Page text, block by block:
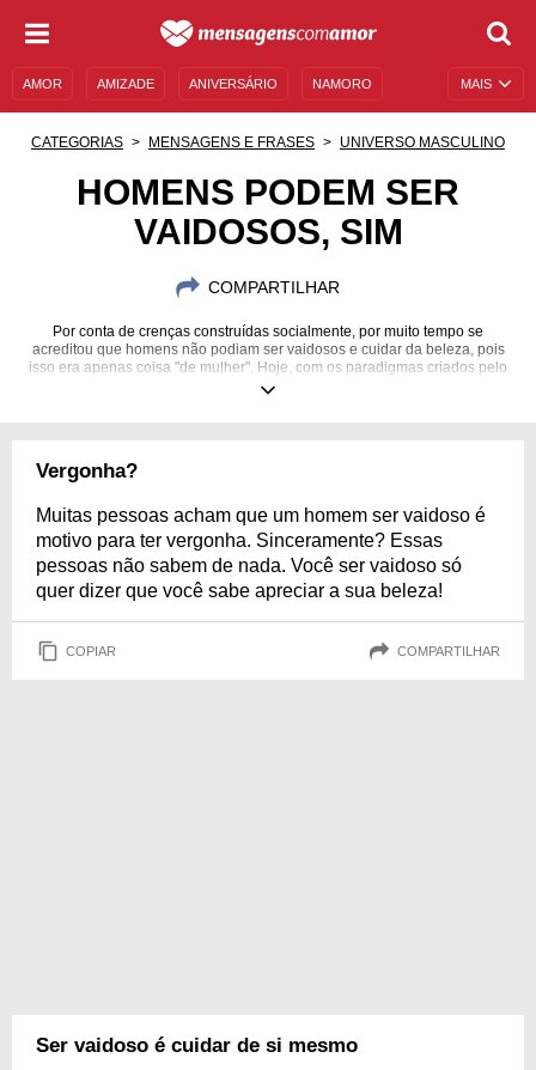
MAIS
AMOR AMIZADE ANIVERSÁRIO NAMORO
MENSAGENS E FRASES MENSAGENS DE ANIVERSÁRIO
CATEGORIAS MENSAGENS E FRASES UNIVERSO MASCULINO
HOMENS PODEM SER
VAIDOSOS, SIM
COMPARTILHAR
Por conta de crenças construídas socialmente, por muito tempo se
acreditou que homens não podiam ser vaidosos e cuidar da beleza, pois
isso era apenas coisa "de mulher". Hoje, com os paradigmas criados pelo
machismo sendo quebrados, isso já é passado! Venha se inspirar para
Vergonha?
Muitas pessoas acham que um homem ser vaidoso é
motivo para ter vergonha. Sinceramente? Essas
pessoas não sabem de nada. Você ser vaidoso só
quer dizer que você sabe apreciar a sua beleza!
COPIAR COMPARTILHAR
Ser vaidoso é cuidar de si mesmo